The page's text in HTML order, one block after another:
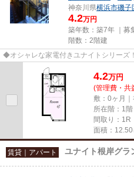
神奈川県横浜市磯子
4.2万円
築年数：築7年 ｜募
階数：2階建
◆オシャレな家電付きユナイトシリーズ
4.2万円
(管理費・共
敷：0ヶ月｜
所在階：1階
間取り：1R
面積：12.50
賃貸｜アパート ユナイト根岸グラ